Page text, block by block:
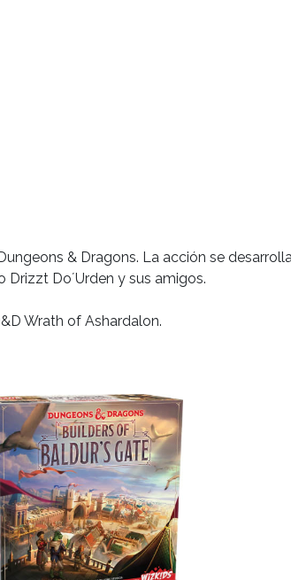
& Dragons. La acción se
Do´Urden y sus amigos.
Wrath of Ashardalon.